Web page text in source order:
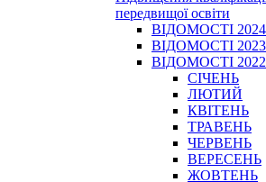
передвищої освіти
ВІДОМОСТІ 2024
ВІДОМОСТІ 2023
ВІДОМОСТІ 2022
СІЧЕНЬ
ЛЮТИЙ
КВІТЕНЬ
ТРАВЕНЬ
ЧЕРВЕНЬ
ВЕРЕСЕНЬ
ЖОВТЕНЬ